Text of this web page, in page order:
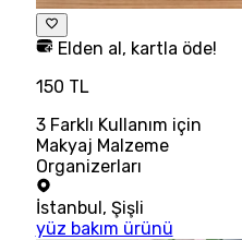
Elden al, kartla öde!
150 TL
3 Farklı Kullanım için
Makyaj Malzeme
Organizerları
İstanbul, Şişli
yüz bakım ürünü